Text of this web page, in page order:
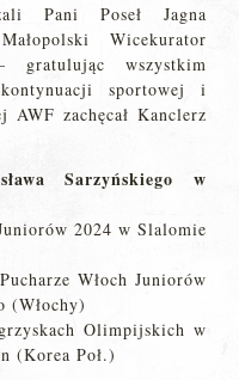
Pani Poseł Jagna
Wicekurator
wszystkim
sportowej i
zachęcał Kanclerz
Sarzyńskiego w
2024 w Slalomie
Włoch Juniorów
(Włochy)
Olimpijskich w
(Korea Poł.)